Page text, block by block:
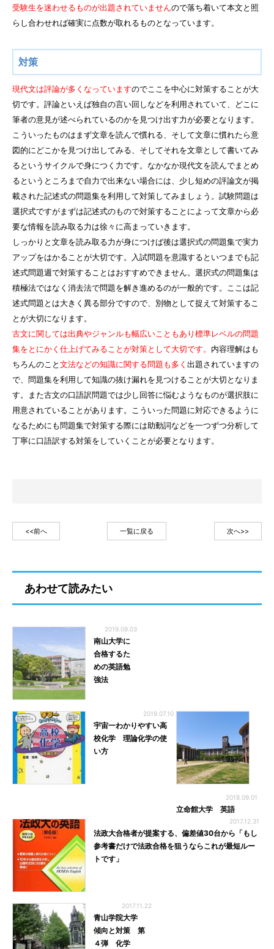
受験生を迷わせるものが出題されていませんので落ち着いて本文と照
らし合わせれば確実に点数が取れるものとなっています。
対策
現代文は評論が多くなっていますのでここを中心に対策することが大
切です。評論といえば独自の言い回しなどを利用されていて、どこに
筆者の意見が述べられているのかを見つけ出す力が必要となります。
こういったものはまず文章を読んで慣れる、そして文章に慣れたら意
図的にどこかを見つけ出してみる、そしてそれを文章として書いてみ
るというサイクルで身につく力です。なかなか現代文を読んでまとめ
るというところまで自力で出来ない場合には、少し短めの評論文が掲
載された記述式の問題集を利用して対策してみましょう。試験問題は
選択式ですがまずは記述式のもので対策することによって文章から必
要な情報を読み取る力は徐々に高まっていきます。
しっかりと文章を読み取る力が身につけば後は選択式の問題集で実力
アップをはかることが大切です。入試問題を意識するといつまでも記
述式問題週で対策することはおすすめできません。選択式の問題集は
積極法ではなく消去法で問題を解き進めるのが一般的です。ここは記
述式問題とは大きく異る部分ですので、別物として捉えて対策するこ
とが大切になります。
古文に関しては出典やジャンルも幅広いこともあり標準レベルの問題
集をとにかく仕上げてみることが対策として大切です。 内容理解はも
ちろんのこと 文法などの知識に関する問題も多く 出題されていますの
で、問題集を利用して知識の抜け漏れを見つけることが大切となりま
す。また古文の口語訳問題では少し回答に悩むようなものが選択肢に
用意されていることがあります。こういった問題に対応できるように
なるためにも問題集で対策する際には助動詞などを一つずつ分析して
丁寧に口語訳する対策をしていくことが必要となります。
<<前へ 一覧に戻る 次へ>>
あわせて読みたい
2019.09.03
南山大学に
合格するた
めの英語勉
強法
2019.07.10
宇宙一わかりやすい高
校化学 理論化学の使
い方
2018.09.01
立命館大学 英語
2017.12.31
法政大合格者が提案する、偏差値30台から「もし
参考書だけで法政合格を狙うならこれが最短ルー
トです」
2017.11.22
青山学院大学
傾向と対策 第
４弾 化学